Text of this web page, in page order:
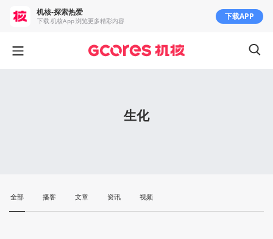
生化
全部 播客 文章 资讯 视频
机核-探索热爱
下载 机核App 浏览更多精彩内容 下载APP